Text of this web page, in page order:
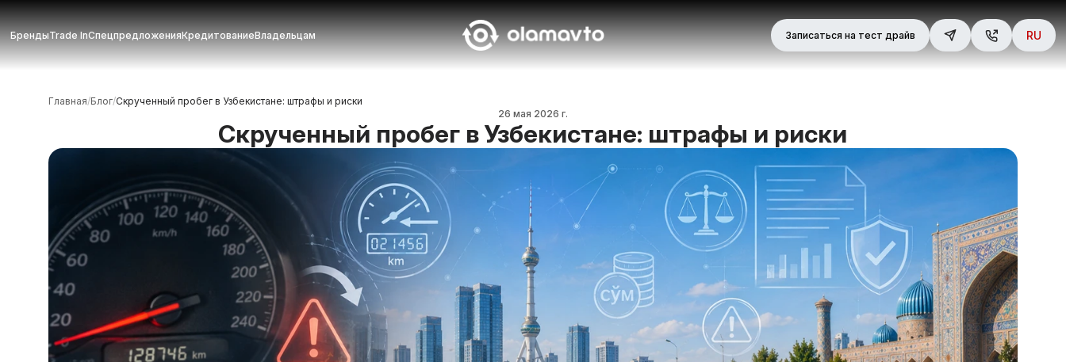
БрендыTrade InСпецпредложенияКредитованиеВладельцам Записаться на тест драйв RU
Главная/Блог/Скрученный пробег в Узбекистане: штрафы и риски
26 мая 2026 г.
Скрученный пробег в Узбекистане: штрафы и риски